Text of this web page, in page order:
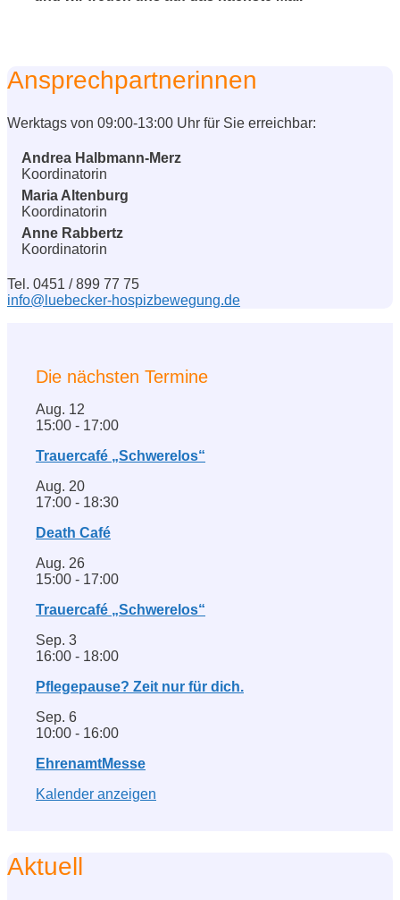
Ansprechpartnerinnen
Werktags von 09:00-13:00 Uhr für Sie erreichbar:
Andrea Halbmann-Merz
Koordinatorin
Maria Altenburg
Koordinatorin
Anne Rabbertz
Koordinatorin
Tel. 0451 / 899 77 75
info@luebecker-hospizbewegung.de
Die nächsten Termine
Aug. 12
15:00 - 17:00
Trauercafé „Schwerelos“
Aug. 20
17:00 - 18:30
Death Café
Aug. 26
15:00 - 17:00
Trauercafé „Schwerelos“
Sep. 3
16:00 - 18:00
Pflegepause? Zeit nur für dich.
Sep. 6
10:00 - 16:00
EhrenamtMesse
Kalender anzeigen
Aktuell